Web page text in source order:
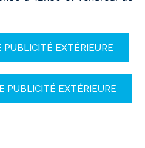
EXTÉRIEURE
PUBLICITÉ EXTÉRIEURE